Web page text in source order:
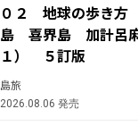
０２ 地球の歩き
島 喜界島 加計呂
１） ５訂版
島旅
2026.08.06 発売